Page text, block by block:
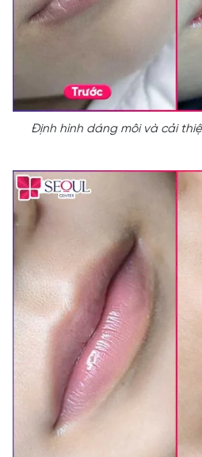
Định hình dáng môi và cải